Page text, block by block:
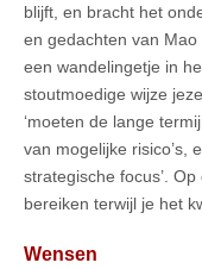
blijft, en bracht het
en gedachten van Mao
een wandelingetje in
stoutmoedige wijze
‘moeten de lange
van mogelijke risico’s,
strategische focus’.
bereiken terwijl je het
Wensen